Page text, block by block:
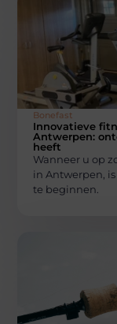
Bonefast
Innovatieve
Antwerpen:
heeft
Wanneer u op
in Antwerpen,
te beginnen.